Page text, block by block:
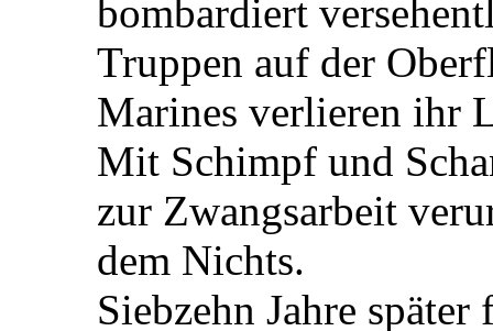
bombardiert
Truppen auf der
Marines verlieren ihr
Mit Schimpf und
zur Zwangsarbeit
dem Nichts.
Siebzehn Jahre